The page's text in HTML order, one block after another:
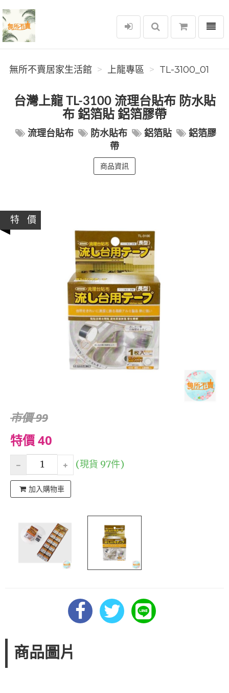
無所不賣居家生活館
選單
無所不賣居家生活館 上龍專區 TL-3100_01
台灣上龍 TL-3100 流理台貼布 防水貼
布 鋁箔貼 鋁箔膠帶
流理台貼布 防水貼布 鋁箔貼
鋁箔膠
帶
商品資訊
特 價
市價 99
特價 40
(現貨 97件)
加入購物車
商品圖片